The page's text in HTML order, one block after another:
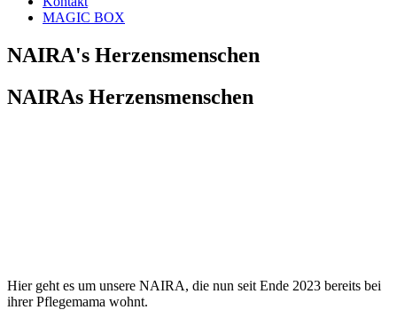
MAGIC BOX
NAIRA's Herzensmenschen
NAIRAs Herzensmenschen
Hier geht es um unsere NAIRA, die nun seit Ende 2023 bereits bei
ihrer Pflegemama wohnt.